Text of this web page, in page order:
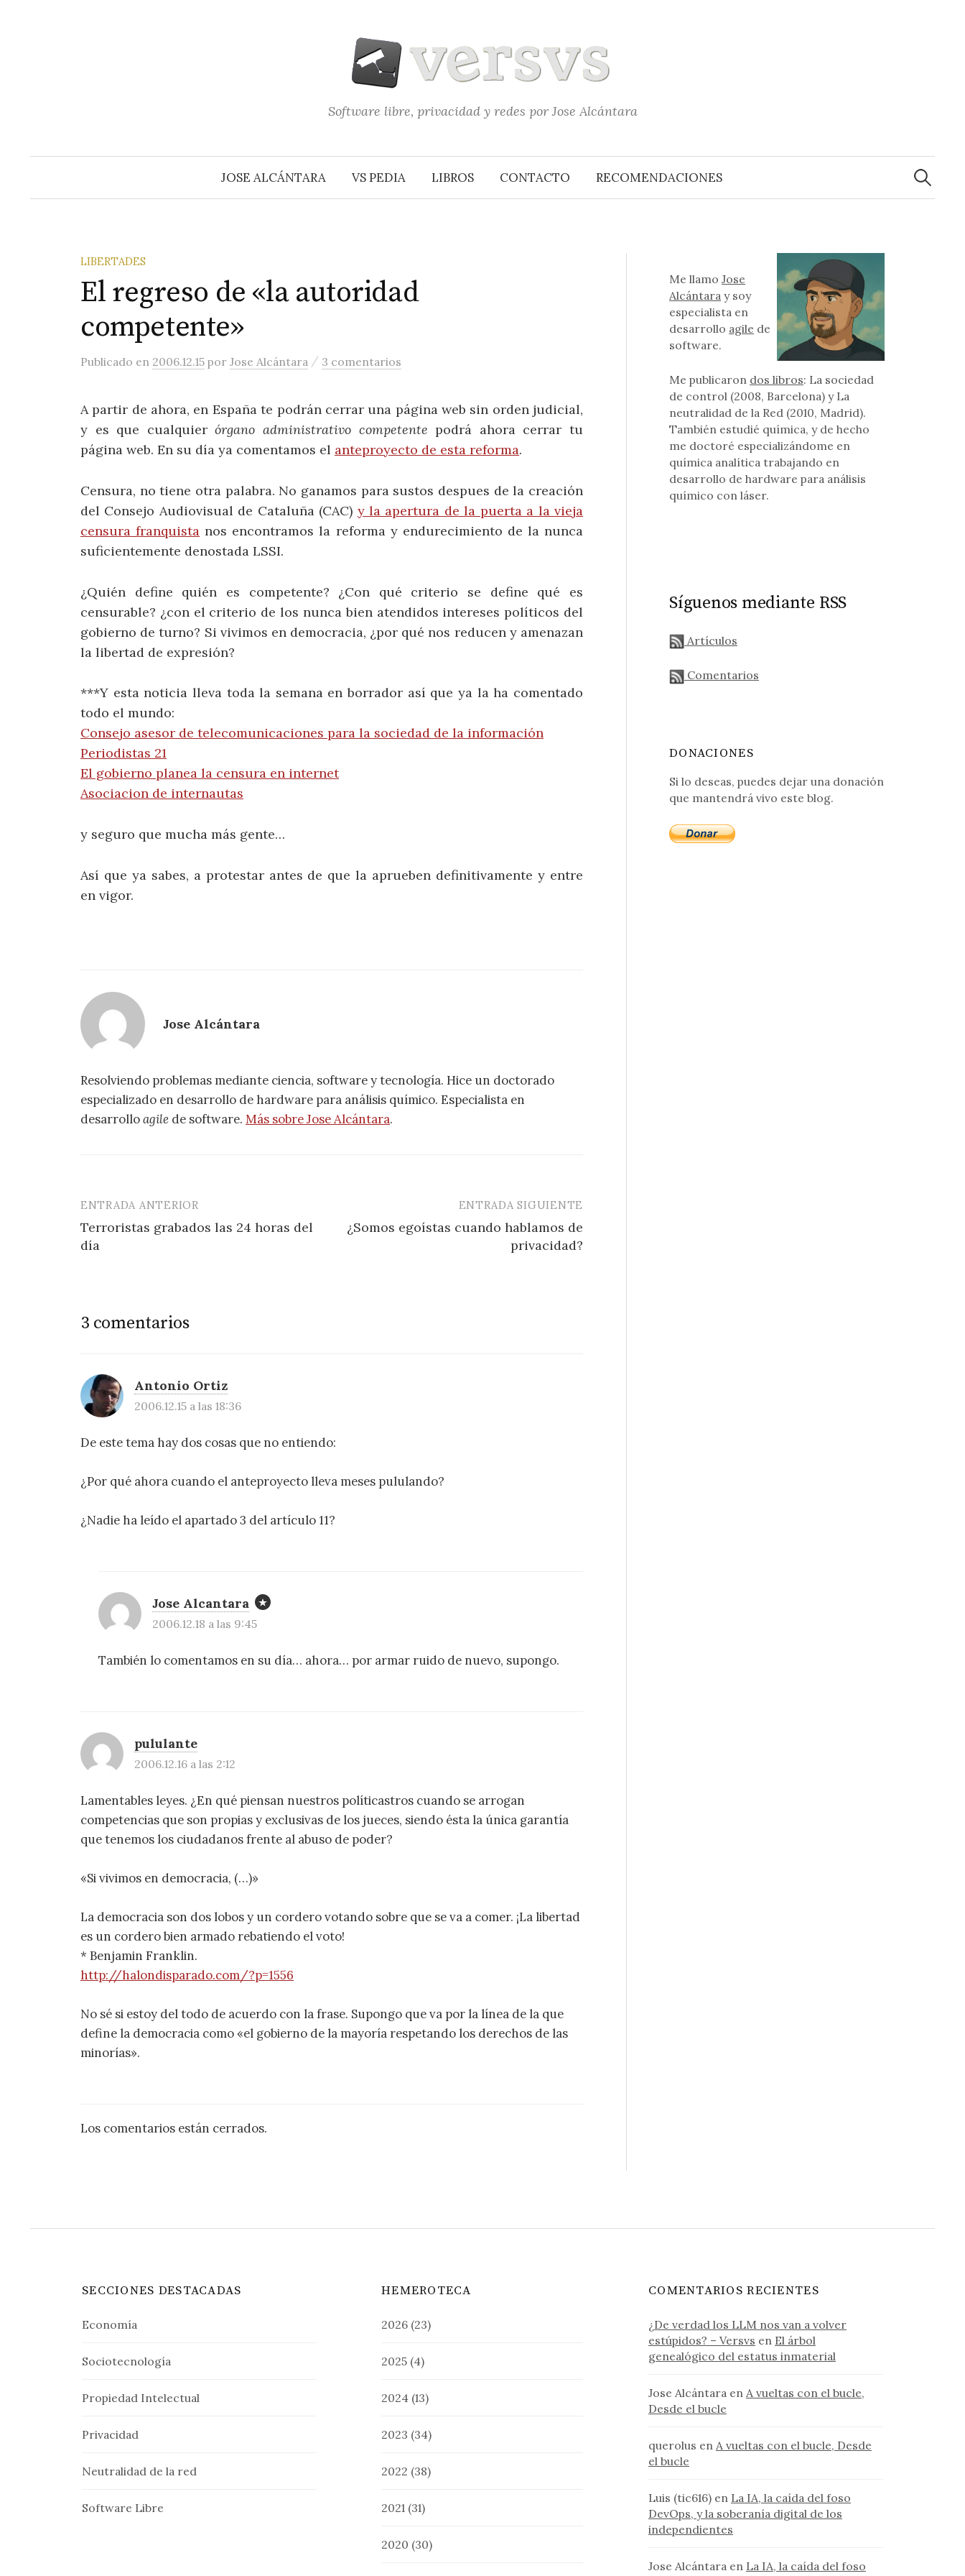
Software libre, privacidad y redes por Jose Alcántara
JOSE ALCÁNTARA VS PEDIA LIBROS CONTACTO RECOMENDACIONES
Buscar:
LIBERTADES
El regreso de «la autoridad
competente»
Publicado en 2006.12.15 por Jose Alcántara / 3 comentarios
A partir de ahora, en España te podrán cerrar una página web sin orden judicial,
y es que cualquierórgano administrativo competente podrá ahora cerrar tu
página web. En su día ya comentamos el anteproyecto de esta reforma.
Censura, no tiene otra palabra. No ganamos para sustos despues de la creación
del Consejo Audiovisual de Cataluña (CAC) y la apertura de la puerta a la vieja
censura franquista nos encontramos la reforma y endurecimiento de la nunca
suficientemente denostada LSSI.
¿Quién define quién es competente? ¿Con qué criterio se define qué es
censurable? ¿con el criterio de los nunca bien atendidos intereses políticos del
gobierno de turno? Si vivimos en democracia, ¿por qué nos reducen y amenazan
la libertad de expresión?
***Y esta noticia lleva toda la semana en borrador así que ya la ha comentado
todo el mundo:
Consejo asesor de telecomunicaciones para la sociedad de la información
Periodistas 21
El gobierno planea la censura en internet
Asociacion de internautas
y seguro que mucha más gente…
Así que ya sabes, a protestar antes de que la aprueben definitivamente y entre
en vigor.
Jose Alcántara
Resolviendo problemas mediante ciencia, software y tecnología. Hice un doctorado
especializado en desarrollo de hardware para análisis químico. Especialista en
desarrolloagile de software. Más sobre Jose Alcántara.
Navegación
de
ENTRADA ANTERIOR
Terroristas grabados las 24 horas del
día
ENTRADA SIGUIENTE
¿Somos egoístas cuando hablamos de
privacidad?
3 comentarios
Antonio Ortiz
2006.12.15 a las 18:36
De este tema hay dos cosas que no entiendo:
¿Por qué ahora cuando el anteproyecto lleva meses pululando?
¿Nadie ha leído el apartado 3 del artículo 11?
Jose Alcantara
2006.12.18 a las 9:45
También lo comentamos en su día… ahora… por armar ruido de nuevo, supongo.
pululante
2006.12.16 a las 2:12
Lamentables leyes. ¿En qué piensan nuestros políticastros cuando se arrogan
competencias que son propias y exclusivas de los jueces, siendo ésta la única garantía
que tenemos los ciudadanos frente al abuso de poder?
«Si vivimos en democracia, (…)»
La democracia son dos lobos y un cordero votando sobre que se va a comer. ¡La libertad
es un cordero bien armado rebatiendo el voto!
* Benjamin Franklin.
http://halondisparado.com/?p=1556
No sé si estoy del todo de acuerdo con la frase. Supongo que va por la línea de la que
define la democracia como «el gobierno de la mayoría respetando los derechos de las
minorías».
Los comentarios están cerrados.
Me llamoJose
Alcántara y soy
especialista en
desarrollo agile de
software.
Me publicaron dos libros: La sociedad
de control (2008, Barcelona) y La
neutralidad de la Red (2010, Madrid).
También estudié química, y de hecho
me doctoré especializándome en
química analítica trabajando en
desarrollo de hardware para análisis
químico con láser.
Síguenos mediante RSS
Artículos
Comentarios
DONACIONES
Si lo deseas, puedes dejar una donación
que mantendrá vivo este blog.
SECCIONES DESTACADAS
Economía
Sociotecnología
Propiedad Intelectual
Privacidad
Neutralidad de la red
Software Libre
HEMEROTECA
2026 (23)
2025 (4)
2024 (13)
2023 (34)
2022 (38)
2021 (31)
2020 (30)
COMENTARIOS RECIENTES
¿De verdad los LLM nos van a volver
estúpidos? – Versvs en El árbol
genealógico del estatus inmaterial
Jose Alcántara en A vueltas con el bucle,
Desde el bucle
querolus en A vueltas con el bucle, Desde
el bucle
Luis (tic616) en La IA, la caída del foso
DevOps, y la soberanía digital de los
independientes
Jose Alcántara en La IA, la caída del foso